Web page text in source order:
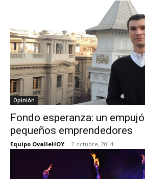
Opinión
Fondo esperanza: un
pequeños emprendedores
Equipo OvalleHOY - 2 octubre, 2014